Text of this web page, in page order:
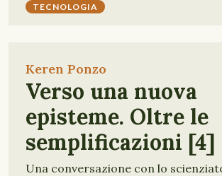
TECNOLOGIA
Keren Ponzo
Verso una nuova
episteme. Oltre le
semplificazioni [4]
Una conversazione con lo